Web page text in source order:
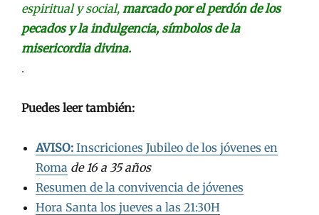
espiritual y social, marcado por el perdón de los
pecados y la indulgencia, símbolos de la
misericordia divina.
.
Puedes leer también:
AVISO: Inscriciones Jubileo de los jóvenes en
Roma de 16 a 35 años
Resumen de la convivencia de jóvenes
Hora Santa los jueves a las 21:30H